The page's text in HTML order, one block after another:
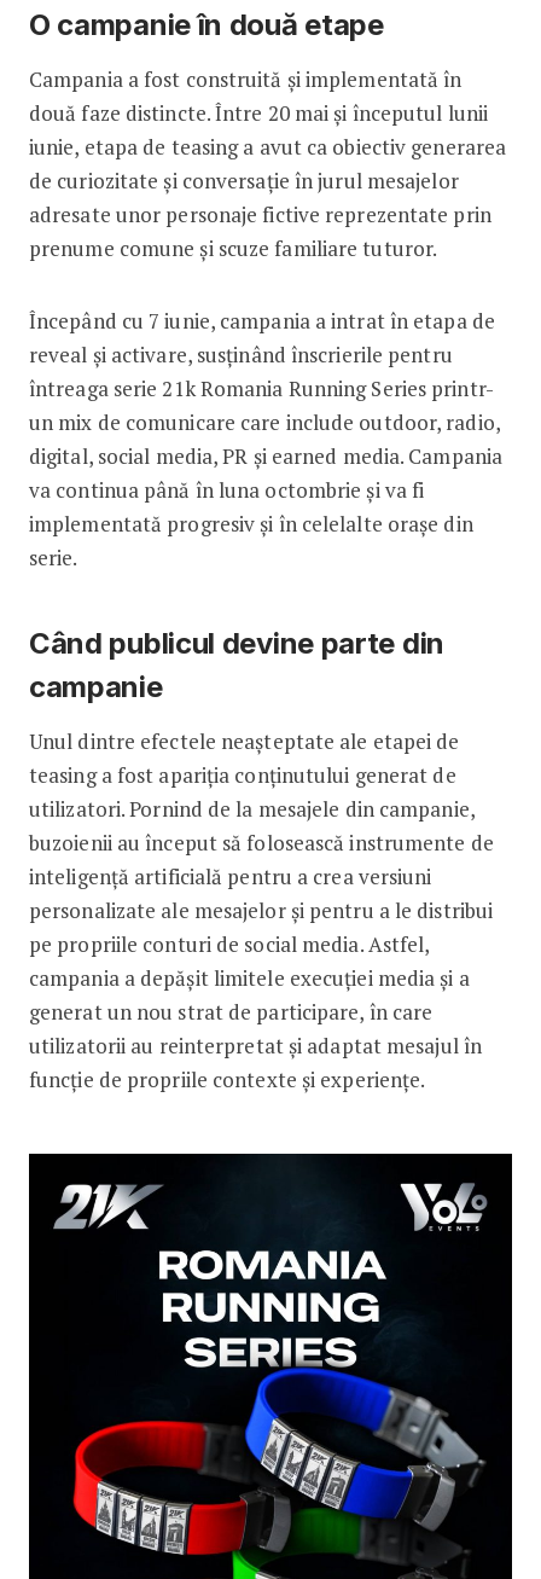
O campanie în două etape
Campania a fost construită și implementată în
două faze distincte. Între 20 mai și începutul lunii
iunie, etapa de teasing a avut ca obiectiv generarea
de curiozitate și conversație în jurul mesajelor
adresate unor personaje fictive reprezentate prin
prenume comune și scuze familiare tuturor.
Începând cu 7 iunie, campania a intrat în etapa de
reveal și activare, susținând înscrierile pentru
întreaga serie 21k Romania Running Series printr-
un mix de comunicare care include outdoor, radio,
digital, social media, PR și earned media. Campania
va continua până în luna octombrie și va fi
implementată progresiv și în celelalte orașe din
serie.
Când publicul devine parte din
campanie
Unul dintre efectele neașteptate ale etapei de
teasing a fost apariția conținutului generat de
utilizatori. Pornind de la mesajele din campanie,
buzoienii au început să folosească instrumente de
inteligență artificială pentru a crea versiuni
personalizate ale mesajelor și pentru a le distribui
pe propriile conturi de social media. Astfel,
campania a depășit limitele execuției media și a
generat un nou strat de participare, în care
utilizatorii au reinterpretat și adaptat mesajul în
funcție de propriile contexte și experiențe.